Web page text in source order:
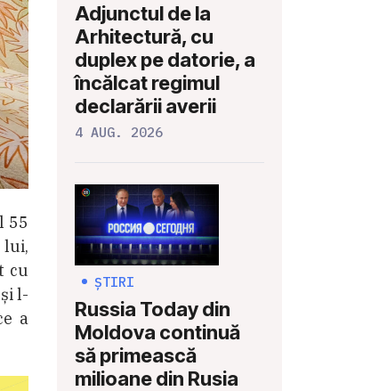
55
lui,
cu
l-
a
Adjunctul de la
Arhitectură, cu
duplex pe datorie, a
încălcat regimul
declarării averii
4 AUG. 2026
ȘTIRI
Russia Today din
Moldova continuă
să primească
milioane din Rusia